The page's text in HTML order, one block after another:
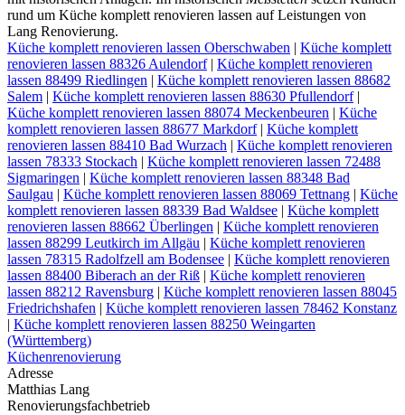
rund um Küche komplett renovieren lassen auf Leistungen von
Lang Renovierung.
Küche komplett renovieren lassen Oberschwaben | Küche komplett
renovieren lassen 88326 Aulendorf| Küche komplett renovieren
lassen 88499 Riedlingen | Küche komplett renovieren lassen 88682
Salem | Küche komplett renovieren lassen 88630 Pfullendorf|
Küche komplett renovieren lassen 88074 Meckenbeuren | Küche
komplett renovieren lassen 88677 Markdorf| Küche komplett
renovieren lassen 88410 Bad Wurzach | Küche komplett renovieren
lassen 78333 Stockach | Küche komplett renovieren lassen 72488
Sigmaringen | Küche komplett renovieren lassen 88348 Bad
Saulgau | Küche komplett renovieren lassen 88069 Tettnang | Küche
komplett renovieren lassen 88339 Bad Waldsee | Küche komplett
renovieren lassen 88662 Überlingen | Küche komplett renovieren
lassen 88299 Leutkirch im Allgäu | Küche komplett renovieren
lassen 78315 Radolfzell am Bodensee | Küche komplett renovieren
lassen 88400 Biberach an der Riß | Küche komplett renovieren
lassen 88212 Ravensburg | Küche komplett renovieren lassen 88045
Friedrichshafen | Küche komplett renovieren lassen 78462 Konstanz
| Küche komplett renovieren lassen 88250 Weingarten
(Württemberg)
Küchenrenovierung
Adresse
Matthias Lang
Renovierungsfachbetrieb